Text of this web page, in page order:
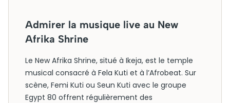
Admirer la musique live au New
Afrika Shrine
Le New Afrika Shrine, situé à Ikeja, est le temple
musical consacré à Fela Kuti et à l’Afrobeat. Sur
scène, Femi Kuti ou Seun Kuti avec le groupe
Egypt 80 offrent régulièrement des